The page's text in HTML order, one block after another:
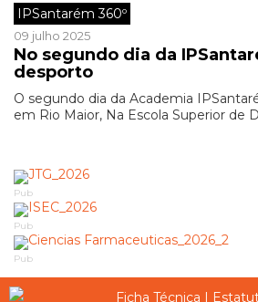
IPSantarém 360º
09 julho 2025
No segundo dia da
desporto
O segundo dia da Academia
em Rio Maior, Na Escola Superior de
Pub
Pub
Pub
Ficha Técnica